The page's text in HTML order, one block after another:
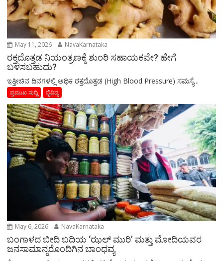
May 11, 2026 NavaKarnataka
ರಕ್ತದೊತ್ತಡ ನಿಯಂತ್ರಣಕ್ಕೆ ಶುಂಠಿ ಸಹಾಯಕವೇ? ಹೇಗೆ
ಬಳಸಬಹುದು?
ಇತ್ತೀಚಿನ ದಿನಗಳಲ್ಲಿ ಅಧಿಕ ರಕ್ತದೊತ್ತಡ (High Blood Pressure) ಸಮಸ್ಯೆ...
ಪ್ರಮುಖ ಸುದ್ದಿ ವೈವಿದ್ಯ
May 6, 2026 NavaKarnataka
ಬಂಗಾಳದ ಬೀದಿ ಬದಿಯ ‘ಝಲ್ ಮುರಿ’ ಮತ್ತು ಮೋದಿಯವರ
ಜನಸಾಮಾನ್ಯರೊಂದಿಗಿನ ಬಾಂಧವ್ಯ